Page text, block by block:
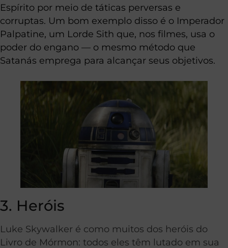
Espírito por meio de táticas perversas e
corruptas. Um bom exemplo disso é o Imperador
Palpatine, um Lorde Sith que, nos filmes, usa o
poder do engano — o mesmo método que
Satanás emprega para alcançar seus objetivos.
3. Heróis
Luke Skywalker é como muitos dos heróis do
Livro de Mórmon: todos eles têm lutado em sua